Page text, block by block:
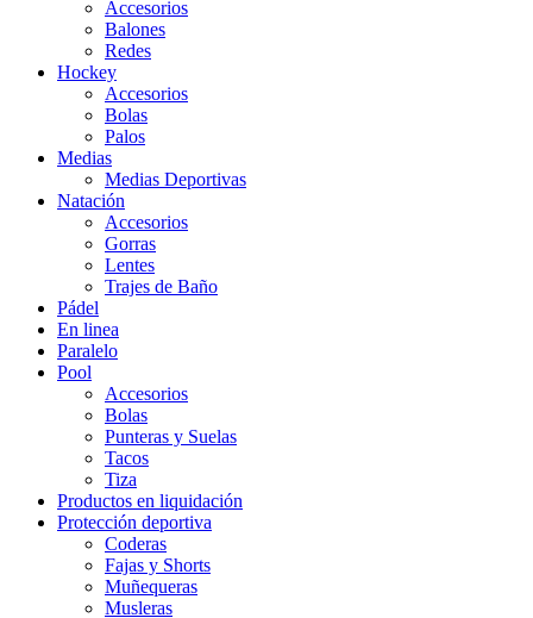
Accesorios
Balones
Redes
Hockey
Accesorios
Bolas
Palos
Medias
Medias Deportivas
Natación
Accesorios
Gorras
Lentes
Trajes de Baño
Pádel
En linea
Paralelo
Pool
Accesorios
Bolas
Punteras y Suelas
Tacos
Tiza
Productos en liquidación
Protección deportiva
Coderas
Fajas y Shorts
Muñequeras
Musleras